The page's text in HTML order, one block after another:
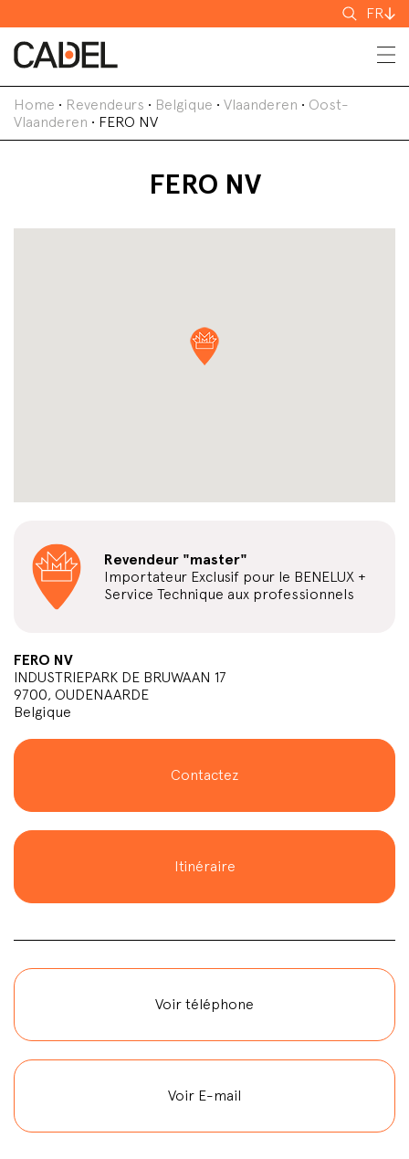
FR
Home • Revendeurs • Belgique • Vlaanderen • Oost-
Vlaanderen • FERO NV
FERO NV
Revendeur "master"
Importateur Exclusif pour le BENELUX +
Service Technique aux professionnels
FERO NV
INDUSTRIEPARK DE BRUWAAN 17
9700, OUDENAARDE
Belgique
Contactez
Itinéraire
Voir téléphone
Voir E-mail